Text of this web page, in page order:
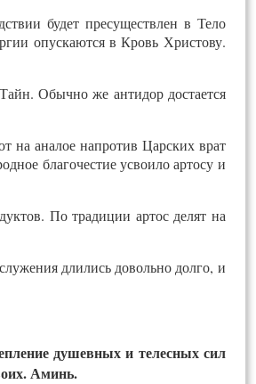
будет пресуществлен в Тело
опускаются в Кровь Христову.
Обычно же антидор достается
на аналое напротив Царских врат
благочестие усвоило артосу и
По традиции артос делят на
длились довольно долго, и
душевных и телесных сил
Аминь.